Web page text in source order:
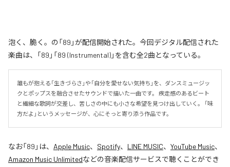
泡く、脆く。の「89」が配信開始された。今回デジタル配信された
楽曲は、「89」「89 (Instrumental)」を含む全2曲となっている。
誰もが抱える「生きづらさ」や「自分を愛せない気持ち」を、ダンスミュージッ
クとポップスを融合させたサウンドで描いた一曲です。 疾走感のあるビート
と繊細な歌詞が交差し、苦しさの中にも小さな希望を見つけ出していく。 「味
方だよ」というメッセージが、心にそっと寄り添う作品です。
なお「89 」は、 Apple Music、 Spotify、 LINE MUSIC、 YouTube Music、
Amazon Music Unlimitedなどの音楽配信サービスで聴くことができ